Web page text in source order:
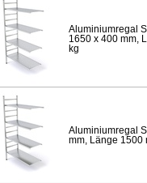
Aluminiumregal
1650 x 400 mm,
kg
Aluminiumregal
mm, Länge 1500